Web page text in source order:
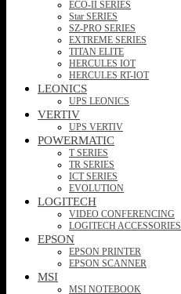
ECO-II SERIES
Star SERIES
SZ-PRO SERIES
EXTREME SERIES
TITAN ELITE
HERCULES IOT
HERCULES RT-IOT
LEONICS
UPS LEONICS
VERTIV
UPS VERTIV
POWERMATIC
T SERIES
TR SERIES
ICT SERIES
EVOLUTION
LOGITECH
VIDEO CONFERENCING
LOGITECH ACCESSORIES
EPSON
EPSON PRINTER
EPSON SCANNER
MSI
MSI NOTEBOOK